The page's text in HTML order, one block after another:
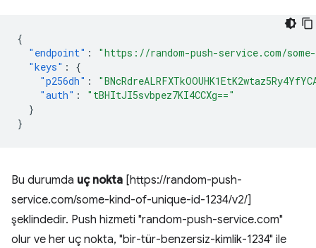
{
"endpoint" :
"https://random-push-service.com/
"keys" :
{
"p256dh" :
"auth" :
"tBHItJI5svbpez7KI4CCXg=="
}
}
Bu durumda uç nokta [https://random-push-
service.com/some-kind-of-unique-id-1234/v2/]
şeklindedir. Push hizmeti "random-push-service.com"
olur ve her uç nokta, "bir-tür-benzersiz-kimlik-1234" ile